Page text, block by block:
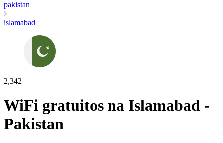
pakistan
islamabad
2,342
WiFi gratuitos na Islamabad -
Pakistan